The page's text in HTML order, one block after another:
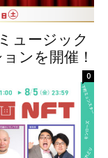
ュージック
ンを開催！
0